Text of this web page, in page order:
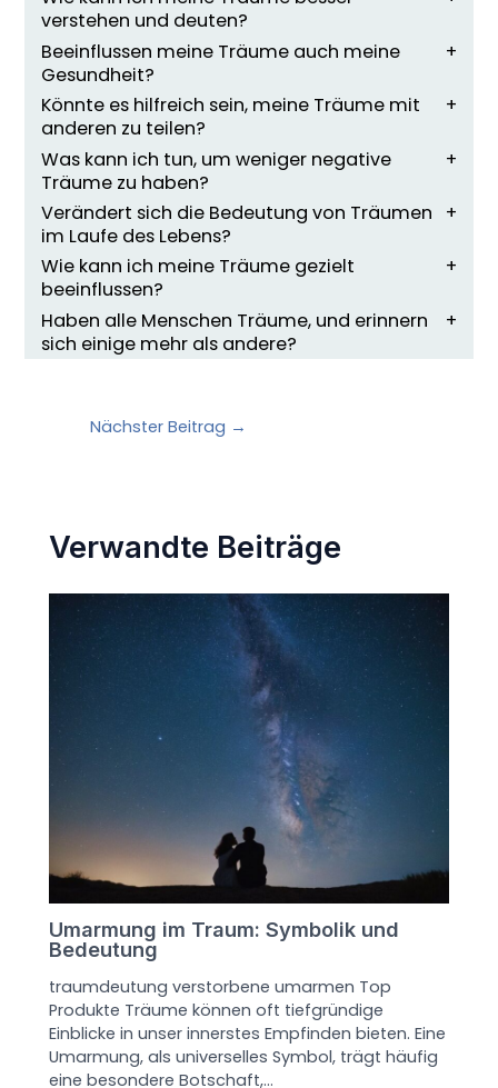
verstehen und deuten?
Beeinflussen meine Träume auch meine
Gesundheit?
Könnte es hilfreich sein, meine Träume mit
anderen zu teilen?
Was kann ich tun, um weniger negative
Träume zu haben?
Verändert sich die Bedeutung von Träumen
im Laufe des Lebens?
Wie kann ich meine Träume gezielt
beeinflussen?
Haben alle Menschen Träume, und erinnern
sich einige mehr als andere?
Nächster Beitrag →
Verwandte Beiträge
Umarmung im Traum: Symbolik und
Bedeutung
traumdeutung verstorbene umarmen Top
Produkte Träume können oft tiefgründige
Einblicke in unser innerstes Empfinden bieten. Eine
Umarmung, als universelles Symbol, trägt häufig
eine besondere Botschaft,…